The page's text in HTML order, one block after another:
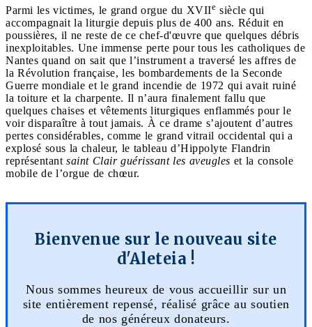
Parmi les victimes, le grand orgue du XVIIe siècle qui
accompagnait la liturgie depuis plus de 400 ans. Réduit en
poussières, il ne reste de ce chef-d'œuvre que quelques débris
inexploitables. Une immense perte pour tous les catholiques de
Nantes quand on sait que l’instrument a traversé les affres de
la Révolution française, les bombardements de la Seconde
Guerre mondiale et le grand incendie de 1972 qui avait ruiné
la toiture et la charpente. Il n’aura finalement fallu que
quelques chaises et vêtements liturgiques enflammés pour le
voir disparaître à tout jamais. À ce drame s’ajoutent d’autres
pertes considérables, comme le grand vitrail occidental qui a
explosé sous la chaleur, le tableau d’Hippolyte Flandrin
représentant saint Clair guérissant les aveugles et la console
mobile de l’orgue de chœur.
Bienvenue sur le nouveau site
d'Aleteia !
Nous sommes heureux de vous accueillir sur un
site entièrement repensé, réalisé grâce au soutien
de nos généreux donateurs.